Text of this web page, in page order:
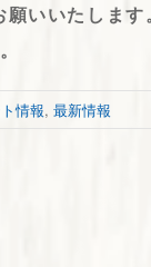
願いいたしま
情報, 最新情報